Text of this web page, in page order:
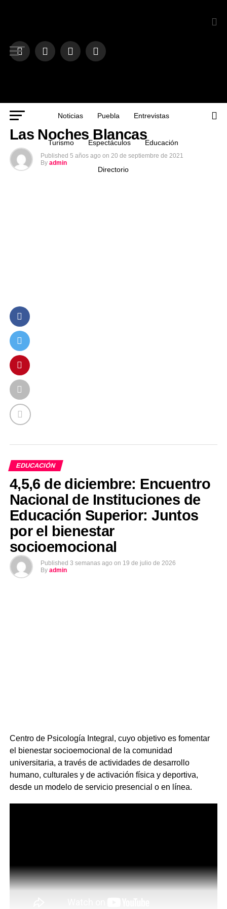
Noticias Puebla Entrevistas
Turismo Espectáculos Educación
Directorio
OPINIÓN
Las Noches Blancas
Published 5 años ago on 20 de septiembre de 2021
By admin
EDUCACIÓN
4,5,6 de diciembre: Encuentro
Nacional de Instituciones de
Educación Superior: Juntos
por el bienestar
socioemocional
Published 3 semanas ago on 19 de julio de 2026
By admin
Centro de Psicología Integral, cuyo objetivo es fomentar
el bienestar socioemocional de la comunidad
universitaria, a través de actividades de desarrollo
humano, culturales y de activación física y deportiva,
desde un modelo de servicio presencial o en línea.